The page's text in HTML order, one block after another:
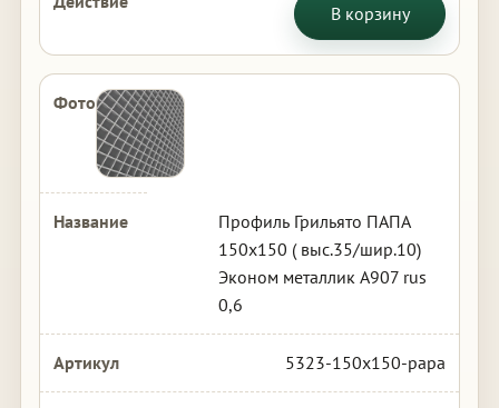
В корзину
Профиль Грильято ПАПА
150х150 ( выс.35/шир.10)
Эконом металлик А907 rus
0,6
5323-150x150-papa